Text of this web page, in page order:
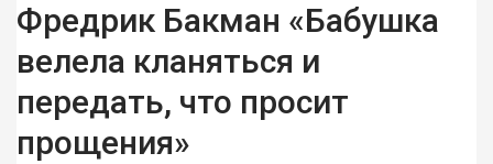
Фредрик Бакман «Бабушка
велела кланяться и
передать, что просит
прощения»